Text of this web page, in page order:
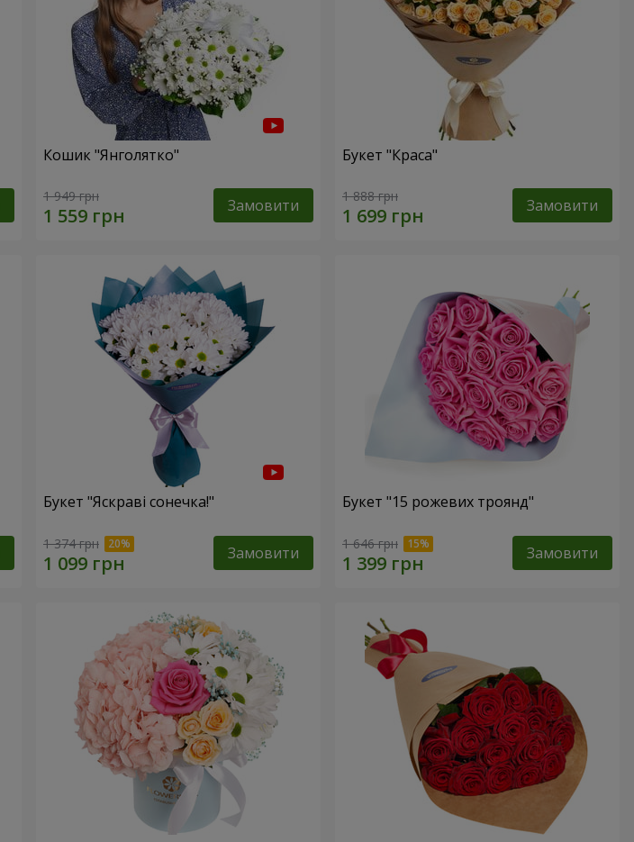
Кошик "Янголятко"
1 949 грн Замовити
Букет "Краса"
1 888 грн Замовити
Букет "Яскраві сонечка!"
1 374 грн Замовити
Букет "15 рожевих троянд"
1 646 грн Замовити